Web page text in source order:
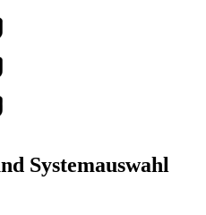
Systemauswahl